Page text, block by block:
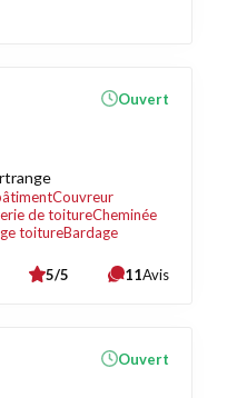
Couvreur
de toitureCheminée
toitureBardage
Ouvert
5/5 11Avis
Ouvert